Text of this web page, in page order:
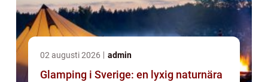
02 augusti 2026 admin
Glamping i Sverige: en lyxig naturnära